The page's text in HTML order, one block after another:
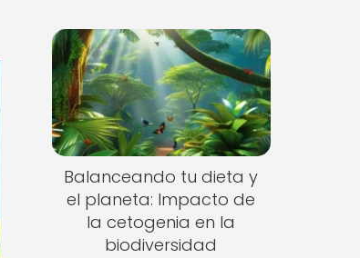
Balanceando tu dieta y
el planeta: Impacto de
la cetogenia en la
biodiversidad